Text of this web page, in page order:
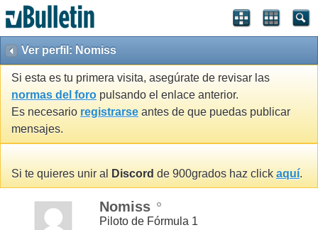
Ver perfil: Nomiss
Si esta es tu primera visita, asegúrate de revisar las
normas del foro pulsando el enlace anterior.
Es necesario registrarse antes de que puedas publicar
mensajes.
Si te quieres unir al Discord de 900grados haz click aquí.
Nomiss
Piloto de Fórmula 1